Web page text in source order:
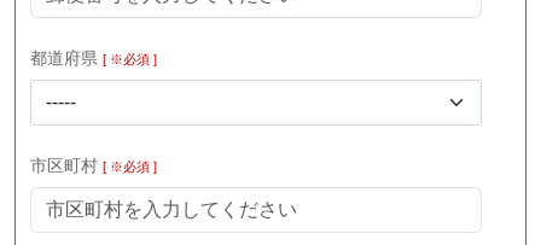
都道府県 [ ※必須 ]
-----
市区町村 [ ※必須 ]